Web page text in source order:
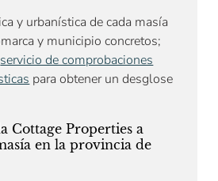
y urbanística de cada masía
y municipio concretos;
servicio de comprobaciones
para obtener un desglose
Cottage Properties a
en la provincia de